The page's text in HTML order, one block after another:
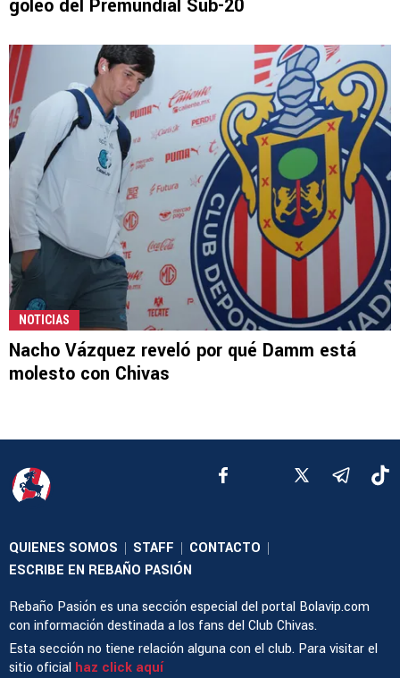
goleo del Premundial Sub-20
NOTICIAS
Nacho Vázquez reveló por qué Damm está
molesto con Chivas
QUIENES SOMOS | STAFF | CONTACTO |
ESCRIBE EN REBAÑO PASIÓN
Rebaño Pasión es una sección especial del portal Bolavip.com
con información destinada a los fans del Club Chivas.
Esta sección no tiene relación alguna con el club. Para visitar el
sitio oficial haz click aquí